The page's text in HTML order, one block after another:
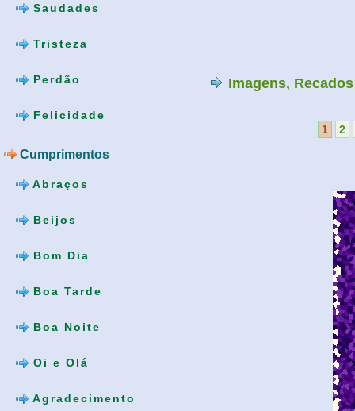
Saudades
Tristeza
Perdão
Felicidade
Cumprimentos
Abraços
Beijos
Bom Dia
Boa Tarde
Boa Noite
Oi e Olá
Agradecimento
Imagens,
1 2